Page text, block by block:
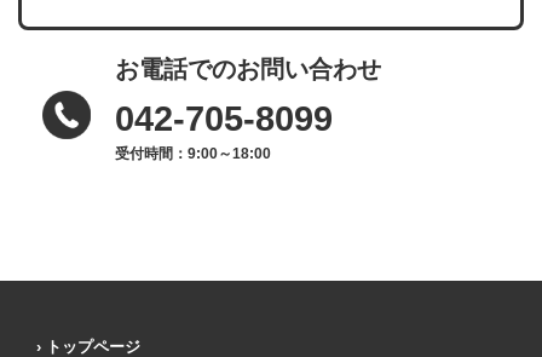
お電話でのお問い合わせ
042-705-8099
受付時間：9:00～18:00
トップページ